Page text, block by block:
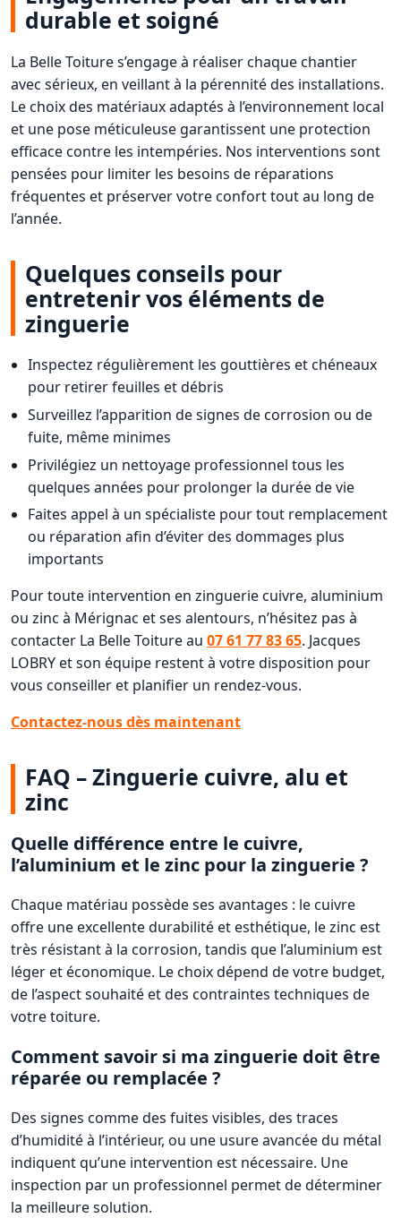
durable et soigné
La Belle Toiture s’engage à réaliser chaque chantier
avec sérieux, en veillant à la pérennité des installations.
Le choix des matériaux adaptés à l’environnement local
et une pose méticuleuse garantissent une protection
efficace contre les intempéries. Nos interventions sont
pensées pour limiter les besoins de réparations
fréquentes et préserver votre confort tout au long de
l’année.
Quelques conseils pour
entretenir vos éléments de
zinguerie
Inspectez régulièrement les gouttières et chéneaux
pour retirer feuilles et débris
Surveillez l’apparition de signes de corrosion ou de
fuite, même minimes
Privilégiez un nettoyage professionnel tous les
quelques années pour prolonger la durée de vie
Faites appel à un spécialiste pour tout remplacement
ou réparation afin d’éviter des dommages plus
importants
Pour toute intervention en zinguerie cuivre, aluminium
ou zinc à Mérignac et ses alentours, n’hésitez pas à
contacter La Belle Toiture au 07 61 77 83 65. Jacques
LOBRY et son équipe restent à votre disposition pour
vous conseiller et planifier un rendez-vous.
Contactez-nous dès maintenant
FAQ – Zinguerie cuivre, alu et
zinc
Quelle différence entre le cuivre,
l’aluminium et le zinc pour la zinguerie ?
Chaque matériau possède ses avantages : le cuivre
offre une excellente durabilité et esthétique, le zinc est
très résistant à la corrosion, tandis que l’aluminium est
léger et économique. Le choix dépend de votre budget,
de l’aspect souhaité et des contraintes techniques de
votre toiture.
Comment savoir si ma zinguerie doit être
réparée ou remplacée ?
Des signes comme des fuites visibles, des traces
d’humidité à l’intérieur, ou une usure avancée du métal
indiquent qu’une intervention est nécessaire. Une
inspection par un professionnel permet de déterminer
la meilleure solution.